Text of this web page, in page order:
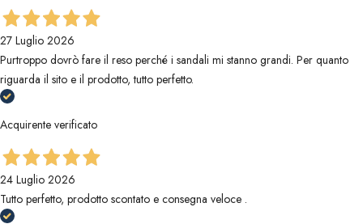
27 Luglio 2026
Purtroppo dovrò fare il reso perché i sandali mi stanno grandi. Per quanto
riguarda il sito e il prodotto, tutto perfetto.
Acquirente verificato
24 Luglio 2026
Tutto perfetto, prodotto scontato e consegna veloce .